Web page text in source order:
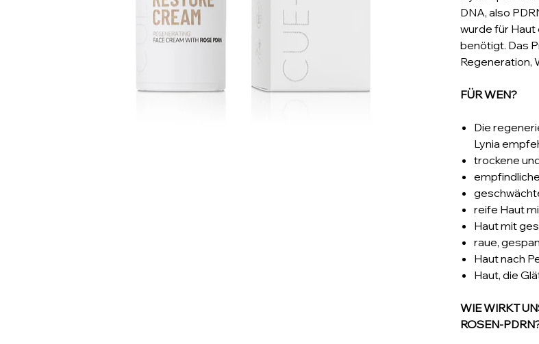
DNA, also
wurde für Haut
benötigt. Das
Regeneration,
FÜR WEN?
Die
Lynia
trockene
reife Haut
Haut mit
raue,
Haut nach
Haut, die
WIE WIRKT
ROSEN-